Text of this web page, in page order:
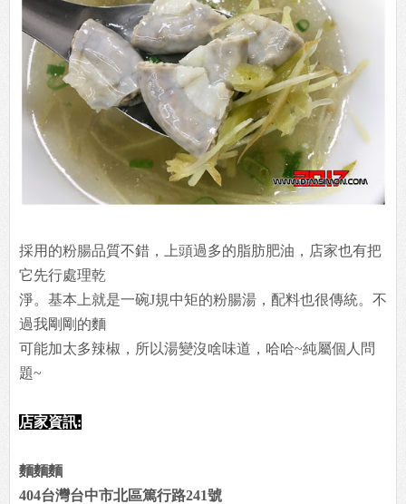
採用的粉腸品質不錯，上頭過多的脂肪肥油，店家也有把
它先行處理乾
淨。基本上就是一碗J規中矩的粉腸湯，配料也很傳統。不
過我剛剛的麵
可能加太多辣椒，所以湯變沒啥味道，哈哈~純屬個人問
題~
店家資訊:
麵麵麵
404台灣台中市北區篤行路241號